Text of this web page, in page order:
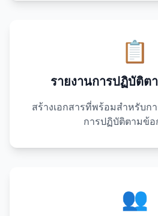
📋
รายงานการปฏิบัติต
สร้างเอกสารที่พร้อมสำหรับก
การปฏิบัติตามข้
👥